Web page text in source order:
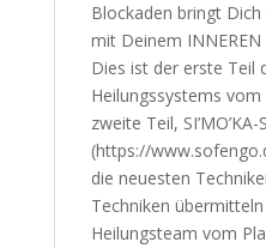
Blockaden bringt
mit Deinem INNEREN
Dies ist der erste Teil
Heilungssystems vom
zweite Teil,
(https://
die neuesten
Techniken
Heilungsteam vom